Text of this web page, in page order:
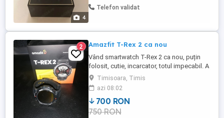
4
conecta și la IPhone, este rezistent la apă.
Telefon validat
2 Amazfit T-Rex 2 ca nou
Vând smartwatch T-Rex 2 ca nou, puțin
folosit, cutie, incarcator, totul impecabil. A
fost desigilat pt. verificare și l-am purtat
de câteva ori. Nu are nicio urmă de uzură.
Timisoara, Timis
azi 08:02
700 RON
750 RON